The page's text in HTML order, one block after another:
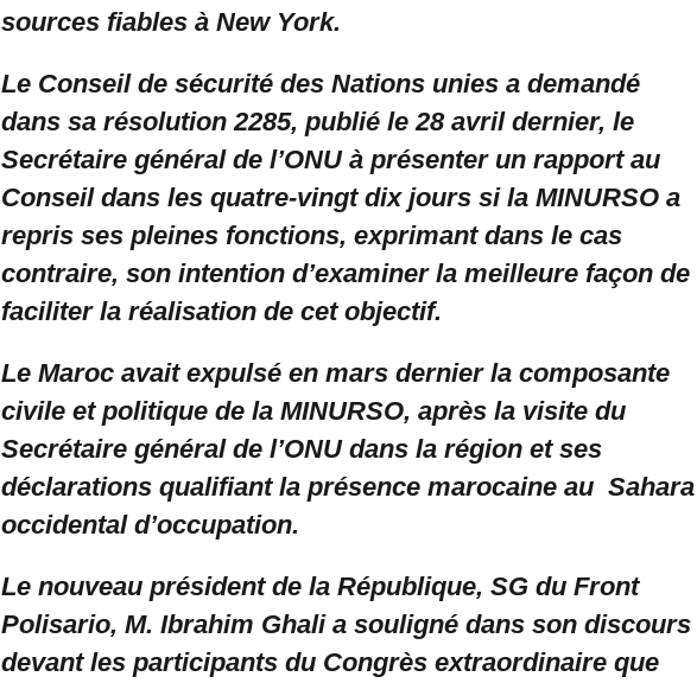
sources fiables à New York.
Le Conseil de sécurité des Nations unies a demandé
dans sa résolution 2285, publié le 28 avril dernier, le
Secrétaire général de l’ONU à présenter un rapport au
Conseil dans les quatre-vingt dix jours si la MINURSO a
repris ses pleines fonctions, exprimant dans le cas
contraire, son intention d’examiner la meilleure façon de
faciliter la réalisation de cet objectif.
Le Maroc avait expulsé en mars dernier la composante
civile et politique de la MINURSO, après la visite du
Secrétaire général de l’ONU dans la région et ses
déclarations qualifiant la présence marocaine au Sahara
occidental d’occupation.
Le nouveau président de la République, SG du Front
Polisario, M. Ibrahim Ghali a souligné dans son discours
devant les participants du Congrès extraordinaire que